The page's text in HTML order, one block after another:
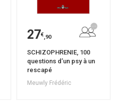
27€,90
SCHIZOPHRENIE, 100
questions d’un psy à un
rescapé
Meuwly Frédéric